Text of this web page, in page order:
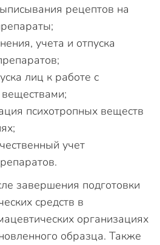
рецептов на
учета и отпуска
лиц к работе с
психотропных веществ
учет
завершения подготовки
средств в
организациях
образца. Также